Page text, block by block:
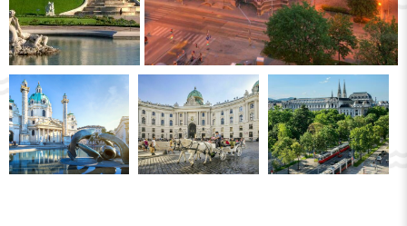
Посетете увеселителния паркПратер,
който е отворен 24 от 24, седем дни в
седмицата. Трябва да се отбележи, че
това е един от най-старите паркове в
света. Площта на парка е шест
квадратни километра. На
територията му ще откриете не само
атракциони, но и хиподрум, стадион,